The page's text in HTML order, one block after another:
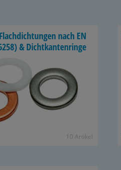
nach EN
& Dicht­kan­ten­rin­ge
10 Ar­ti­kel